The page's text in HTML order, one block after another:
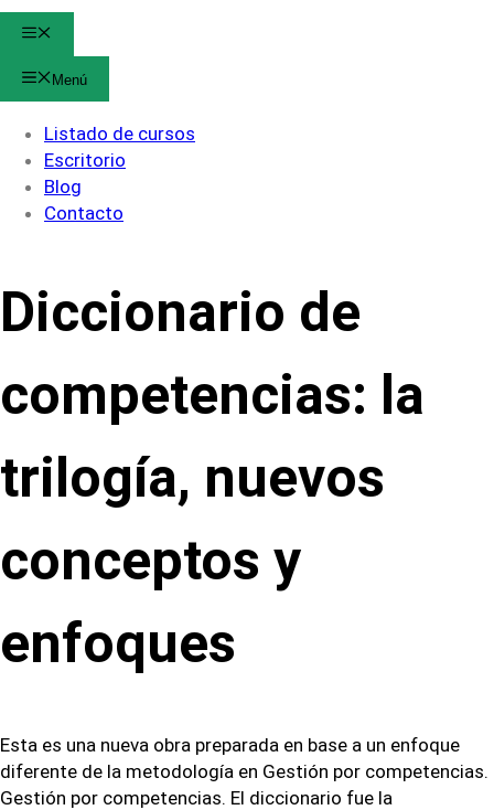
Menú
Listado de cursos
Escritorio
Blog
Contacto
Diccionario de
competencias: la
trilogía, nuevos
conceptos y
enfoques
Esta es una nueva obra preparada en base a un enfoque
diferente de la metodología en Gestión por competencias.
Gestión por competencias. El diccionario fue la